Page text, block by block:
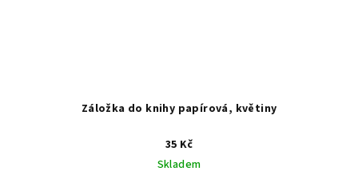
Záložka do knihy papírová, květiny
35 Kč
Skladem